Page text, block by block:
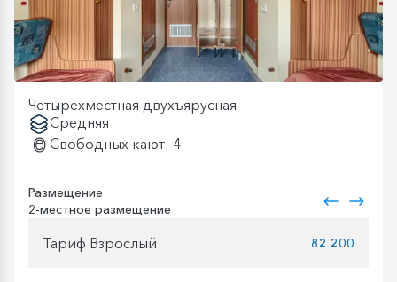
Четырехместная двухъярусная
Средняя
Свободных кают: 4
Размещение
2-местное размещение
Тариф Взрослый 82 200